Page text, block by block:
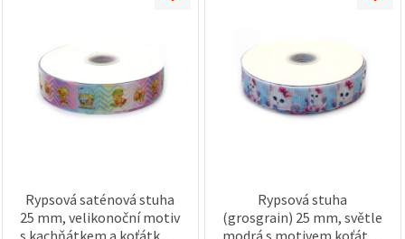
kliknutím
"Přijmout
vše!" Nebo
typu
cookies a
kliknutím
Rypsová saténová stuha
25 mm, velikonoční motiv
s kachňátkem a koťátkem
Rypsová stuha
(grosgrain) 25 mm, světle
modrá s motivem koťátek